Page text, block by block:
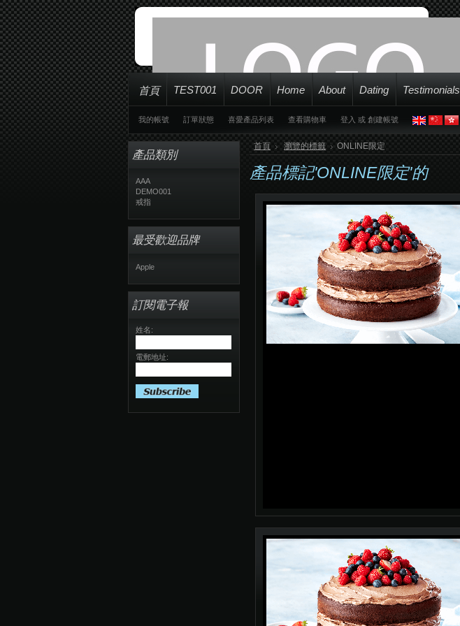
首頁 TEST001 DOOR Home About Dating Testimonials
我的帳號 訂單狀態 喜愛產品列表 查看購物車 登入 或 創建帳號
產品類別
AAA
DEMO001
戒指
最受歡迎品牌
Apple
訂閱電子報
姓名:
電郵地址:
首頁 瀏覽的標籤 ONLINE限定
產品標記'ONLINE限定'的